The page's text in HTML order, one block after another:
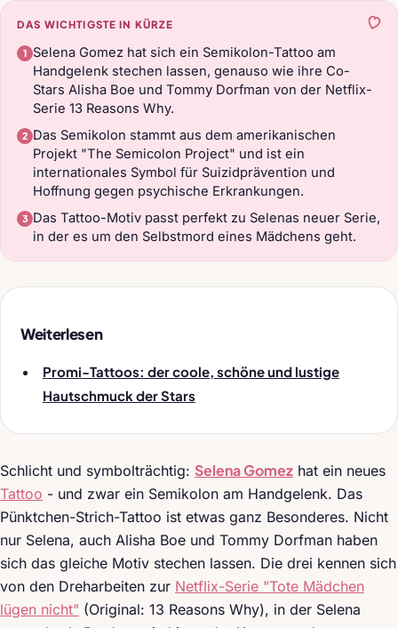
DAS WICHTIGSTE IN KÜRZE
Selena Gomez hat sich ein Semikolon-Tattoo am
Handgelenk stechen lassen, genauso wie ihre Co-
Stars Alisha Boe und Tommy Dorfman von der Netflix-
Serie 13 Reasons Why.
Das Semikolon stammt aus dem amerikanischen
Projekt "The Semicolon Project" und ist ein
internationales Symbol für Suizidprävention und
Hoffnung gegen psychische Erkrankungen.
Das Tattoo-Motiv passt perfekt zu Selenas neuer Serie,
in der es um den Selbstmord eines Mädchens geht.
Weiterlesen
Promi-Tattoos: der coole, schöne und lustige
Hautschmuck der Stars
Schlicht und symbolträchtig: Selena Gomez hat ein neues
Tattoo - und zwar ein Semikolon am Handgelenk. Das
Pünktchen-Strich-Tattoo ist etwas ganz Besonderes. Nicht
nur Selena, auch Alisha Boe und Tommy Dorfman haben
sich das gleiche Motiv stechen lassen. Die drei kennen sich
von den Dreharbeiten zur Netflix-Serie "Tote Mädchen
lügen nicht" (Original: 13 Reasons Why), in der Selena